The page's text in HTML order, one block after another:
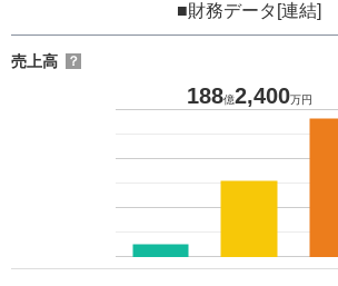
■財務データ[連結]
売上高 ？
188億2,400万円